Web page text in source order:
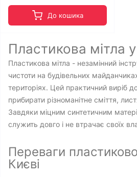
До кошика
Пластикова мітла
Пластикова мітла - незамінний
чистоти на будівельних
територіях. Цей практичний виріб
прибирати різноманітне сміття,
Завдяки міцним синтетичним
служить довго і не втрачає своїх
Переваги
Києві